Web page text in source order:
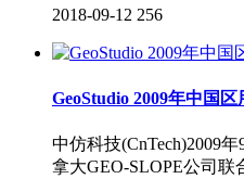
2018-09-12 256
GeoStudio 2009年中国
中仿科技(CnTech)2009
拿大GEO-SLOPE公司联